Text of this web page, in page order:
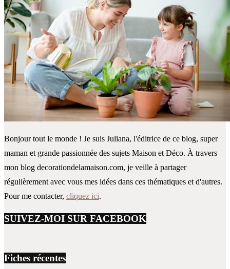
Bonjour tout le monde ! Je suis Juliana, l'éditrice de ce blog, super
maman et grande passionnée des sujets Maison et Déco. À travers
mon blog decorationdelamaison.com, je veille à partager
régulièrement avec vous mes idées dans ces thématiques et d'autres.
Pour me contacter, cliquez ici.
SUIVEZ-MOI SUR FACEBOOK
Fiches récentes